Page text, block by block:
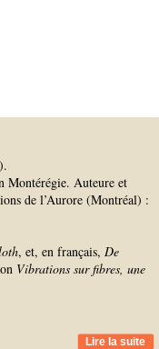
Montérégie. Auteure et
de l’Aurore (Montréal) :
, et, en français, De
Vibrations sur fibres, une
Lire la suite